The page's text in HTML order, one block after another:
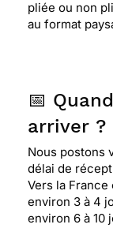
pliée ou non
au format
📅
arriver ?
Nous postons
délai de
Vers la
environ 3 à 4
environ 6 à 10